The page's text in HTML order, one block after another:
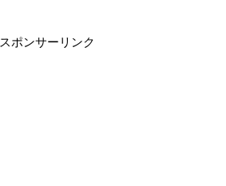
スポンサーリンク